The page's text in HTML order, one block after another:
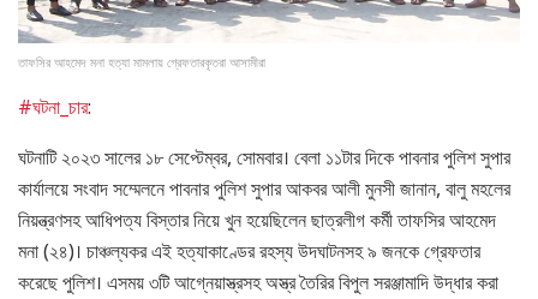
তাফসির আহমেদ মনা হত্যা মামলায় গ্রেফতারকৃতরা আসামীরা
#ঘটনা_চার:
ঘটনাটি ২০২৩ সালের ১৮ সেপ্টেম্বর, সোমবার। বেলা ১১টার দিকে পাবনার পুলিশ সুপার
কার্যালয়ে সংবাদ সম্মেলনে পাবনার পুলিশ সুপার আকবর আলী মুনসী জানান, বালু মহলের
নিয়ন্ত্রণসহ আধিপত্য বিস্তার নিয়ে খুন হয়েছিলেন ছাত্রলীগ কর্মী তাফসির আহমেদ
মনা (২৪)। চাঞ্চল্যকর এই হত্যাকাণ্ডের রহস্য উদঘাটনসহ ৯ জনকে গ্রেফতার
করেছে পুলিশ। এসময় ৩টি আগ্নেয়াস্ত্রসহ অস্ত্র তৈরির বিপুল সরঞ্জামাদি উদ্ধার করা